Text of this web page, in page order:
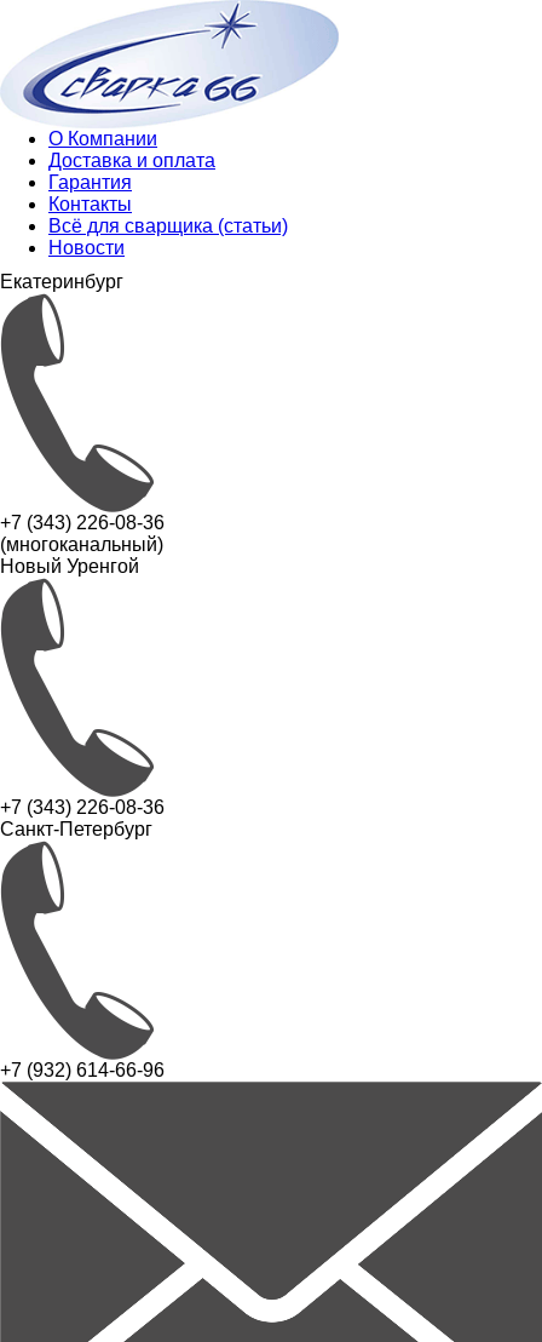
О Компании
Доставка и оплата
Гарантия
Контакты
Всё для сварщика (статьи)
Новости
Екатеринбург
+7 (343) 226-08-36
(многоканальный)
Новый Уренгой
+7 (343) 226-08-36
Санкт-Петербург
+7 (932) 614-66-96